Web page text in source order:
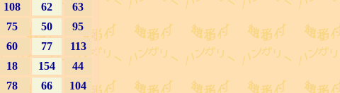
108 62
63
75 50
95
60 77
113
18 154
44
78 66
104